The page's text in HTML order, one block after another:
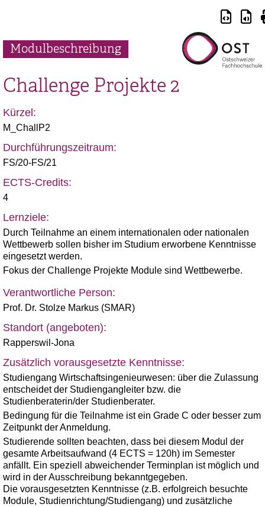
Modulbeschreibung
Challenge Projekte 2
Kürzel:
M_ChallP2
Durchführungszeitraum:
FS/20-FS/21
ECTS-Credits:
4
Lernziele:
Durch Teilnahme an einem internationalen oder nationalen
Wettbewerb sollen bisher im Studium erworbene Kenntnisse
eingesetzt werden.
Fokus der Challenge Projekte Module sind Wettbewerbe.
Verantwortliche Person:
Prof. Dr. Stolze Markus (SMAR)
Standort (angeboten):
Rapperswil-Jona
Zusätzlich vorausgesetzte Kenntnisse:
Studiengang Wirtschaftsingenieurwesen: über die Zulassung
entscheidet der Studiengangleiter bzw. die
Studienberaterin/der Studienberater.
Bedingung für die Teilnahme ist ein Grade C oder besser zum
Zeitpunkt der Anmeldung.
Studierende sollten beachten, dass bei diesem Modul der
gesamte Arbeitsaufwand (4 ECTS = 120h) im Semester
anfällt. Ein speziell abweichender Terminplan ist möglich und
wird in der Ausschreibung bekanntgegeben.
Die vorausgesetzten Kenntnisse (z.B. erfolgreich besuchte
Module, Studienrichtung/Studiengang) und zusätzliche